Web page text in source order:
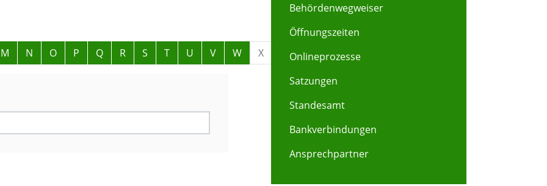
M N O P Q R S T U V W X Z
Behördenwegweiser
Öffnungszeiten
Onlineprozesse
Satzungen
Standesamt
Bankverbindungen
Ansprechpartner